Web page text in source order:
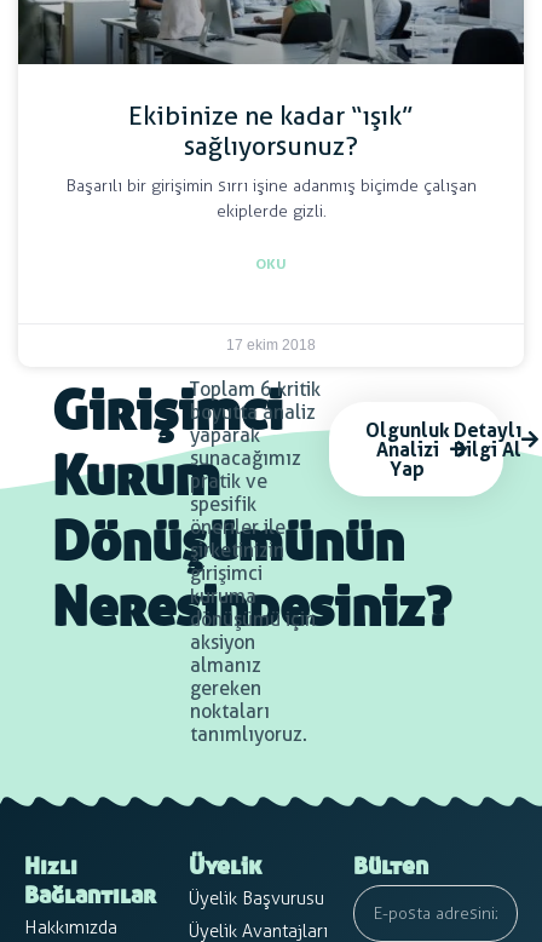
Ekibinize ne kadar “ışık”
sağlıyorsunuz?
Başarılı bir girişimin sırrı işine adanmış biçimde çalışan
ekiplerde gizli.
OKU
17 ekim 2018
Girişimci
Kurum
Dönüşümünün
Neresindesiniz?
Toplam 6 kritik
boyutta analiz
yaparak
sunacağımız
pratik ve
spesifik
öneriler ile
şirketinizin
girişimci
kuruma
dönüşümü için
aksiyon
almanız
gereken
noktaları
tanımlıyoruz.
Olgunluk
Analizi
Yap
Detaylı
Bilgi Al
Hızlı
Bağlantılar
Hakkımızda
Üyelik
Üyelik Başvurusu
Üyelik Avantajları
Bülten